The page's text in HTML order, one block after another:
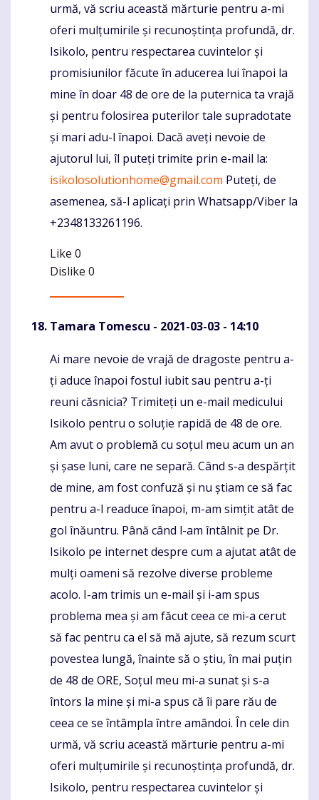
urmă, vă scriu această mărturie pentru a-mi
oferi mulțumirile și recunoștința profundă, dr.
Isikolo, pentru respectarea cuvintelor și
promisiunilor făcute în aducerea lui înapoi la
mine în doar 48 de ore de la puternica ta vrajă
și pentru folosirea puterilor tale supradotate
și mari adu-l înapoi. Dacă aveți nevoie de
ajutorul lui, îl puteți trimite prin e-mail la:
isikolosolutionhome@gmail.com Puteți, de
asemenea, să-l aplicați prin Whatsapp/Viber la
+2348133261196.
Like 0
Dislike 0
Tamara Tomescu - 2021-03-03 - 14:10
Komentaras
Ai mare nevoie de vrajă de dragoste pentru a-
ți aduce înapoi fostul iubit sau pentru a-ți
reuni căsnicia? Trimiteți un e-mail medicului
Isikolo pentru o soluție rapidă de 48 de ore.
Am avut o problemă cu soțul meu acum un an
și șase luni, care ne separă. Când s-a despărțit
de mine, am fost confuză și nu știam ce să fac
pentru a-l readuce înapoi, m-am simțit atât de
gol înăuntru. Până când l-am întâlnit pe Dr.
Isikolo pe internet despre cum a ajutat atât de
mulți oameni să rezolve diverse probleme
acolo. I-am trimis un e-mail și i-am spus
problema mea și am făcut ceea ce mi-a cerut
să fac pentru ca el să mă ajute, să rezum scurt
povestea lungă, înainte să o știu, în mai puțin
de 48 de ORE, Soțul meu mi-a sunat și s-a
întors la mine și mi-a spus că îi pare rău de
ceea ce se întâmpla între amândoi. În cele din
urmă, vă scriu această mărturie pentru a-mi
oferi mulțumirile și recunoștința profundă, dr.
Isikolo, pentru respectarea cuvintelor și